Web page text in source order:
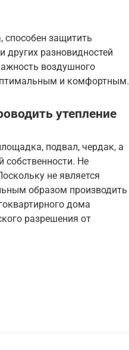
способен защитить
других разновидностей
воздушного
и комфортным.
утепление
подвал, чердак, а
собственности. Не
не является
образом производить
дома
разрешения от